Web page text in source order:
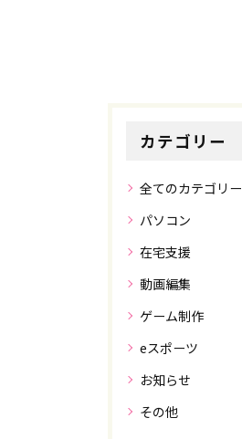
カテゴリー
全てのカテゴリー
パソコン
在宅支援
動画編集
ゲーム制作
eスポーツ
お知らせ
その他